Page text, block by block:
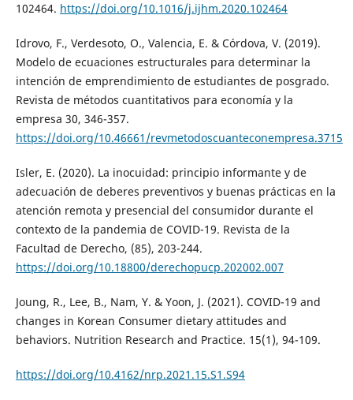
102464. https://doi.org/10.1016/j.ijhm.2020.102464
Idrovo, F., Verdesoto, O., Valencia, E. & Córdova, V. (2019).
Modelo de ecuaciones estructurales para determinar la
intención de emprendimiento de estudiantes de posgrado.
Revista de métodos cuantitativos para economía y la
empresa 30, 346-357.
https://doi.org/10.46661/revmetodoscuanteconempresa.3715
Isler, E. (2020). La inocuidad: principio informante y de
adecuación de deberes preventivos y buenas prácticas en la
atención remota y presencial del consumidor durante el
contexto de la pandemia de COVID-19. Revista de la
Facultad de Derecho, (85), 203-244.
https://doi.org/10.18800/derechopucp.202002.007
Joung, R., Lee, B., Nam, Y. & Yoon, J. (2021). COVID-19 and
changes in Korean Consumer dietary attitudes and
behaviors. Nutrition Research and Practice. 15(1), 94-109.
https://doi.org/10.4162/nrp.2021.15.S1.S94